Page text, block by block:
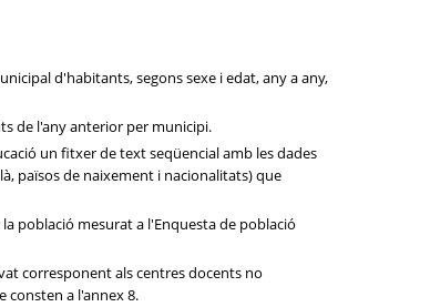
d'habitants, segons sexe i edat, any a any,
de l'any anterior per municipi.
un fitxer de text seqüencial amb les dades
països de naixement i nacionalitats) que
població mesurat a l'Enquesta de població
corresponent als centres docents no
consten a l'annex 8.